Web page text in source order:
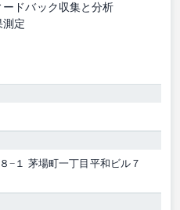
ードバック収集と分析
測定
−１ 茅場町一丁目平和ビル７